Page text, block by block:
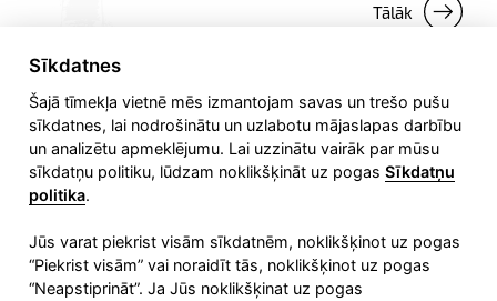
Tālāk
Liepājas speciālās ekonomiskās zonas pārvalde
Fēniksa iela 4, Liepāja,
Sīkdatnes
Šajā tīmekļa vietnē mēs izmantojam savas un trešo pušu
sīkdatnes, lai nodrošinātu un uzlabotu mājaslapas darbību
un analizētu apmeklējumu. Lai uzzinātu vairāk par mūsu
sīkdatņu politiku, lūdzam noklikšķināt uz pogas Sīkdatņu
politika.
Jūs varat piekrist visām sīkdatnēm, noklikšķinot uz pogas
“Piekrist visām” vai noraidīt tās, noklikšķinot uz pogas
“Neapstiprināt”. Ja Jūs noklikšķinat uz pogas